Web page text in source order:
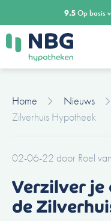
naar
de
inhoud
9.5Op basis
Home Nieuws
Zilverhuis Hypotheek
02-06-22 door Roel
Verzilver je
de